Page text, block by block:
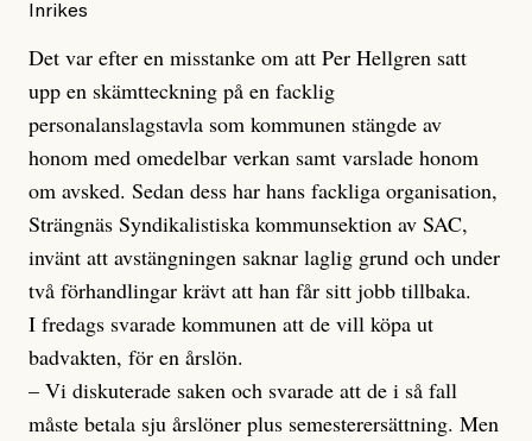
Inrikes
Det var efter en misstanke om att Per Hellgren satt
upp en skämtteckning på en facklig
personalanslagstavla som kommunen stängde av
honom med omedelbar verkan samt varslade honom
om avsked. Sedan dess har hans fackliga organisation,
Strängnäs Syndikalistiska kommunsektion av SAC,
invänt att avstängningen saknar laglig grund och under
två förhandlingar krävt att han får sitt jobb tillbaka.
I fredags svarade kommunen att de vill köpa ut
badvakten, för en årslön.
– Vi diskuterade saken och svarade att de i så fall
måste betala sju årslöner plus semesterersättning. Men